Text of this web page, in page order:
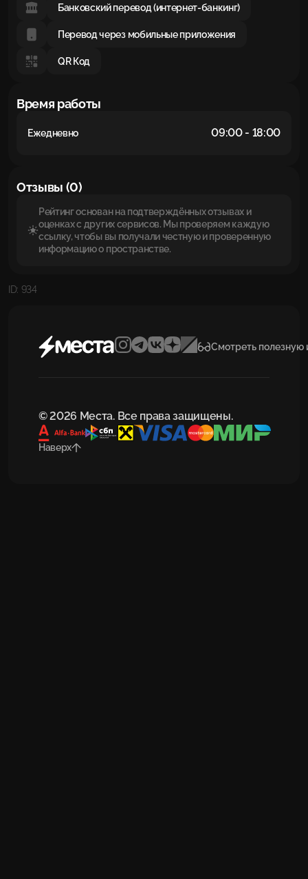
Банковский перевод (интернет-банкинг)
Перевод через мобильные приложения
QR Код
Время работы
Ежедневно 09:00 - 18:00
Отзывы (0)
Рейтинг основан на подтверждённых отзывах и
оценках с других сервисов. Мы проверяем каждую
ссылку, чтобы вы получали честную и проверенную
информацию о пространстве.
ID: 934
Смотреть
© 2026 Места. Все права защищены.
Наверх